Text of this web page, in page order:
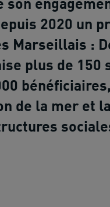
son
2020 un
Marseillais :
plus de 150
de la mer et